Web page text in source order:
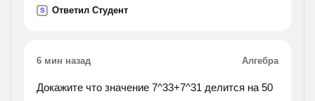
S Ответил Студент
6 мин назад Алгебра
Докажите что значение 7^33+7^31 делится на 50